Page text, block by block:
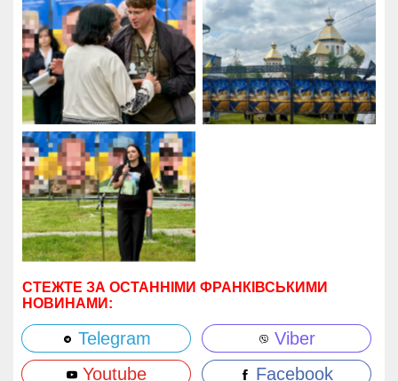
СТЕЖТЕ ЗА ОСТАННІМИ ФРАНКІВСЬКИМИ
НОВИНАМИ:
Telegram
Viber
Youtube
Facebook